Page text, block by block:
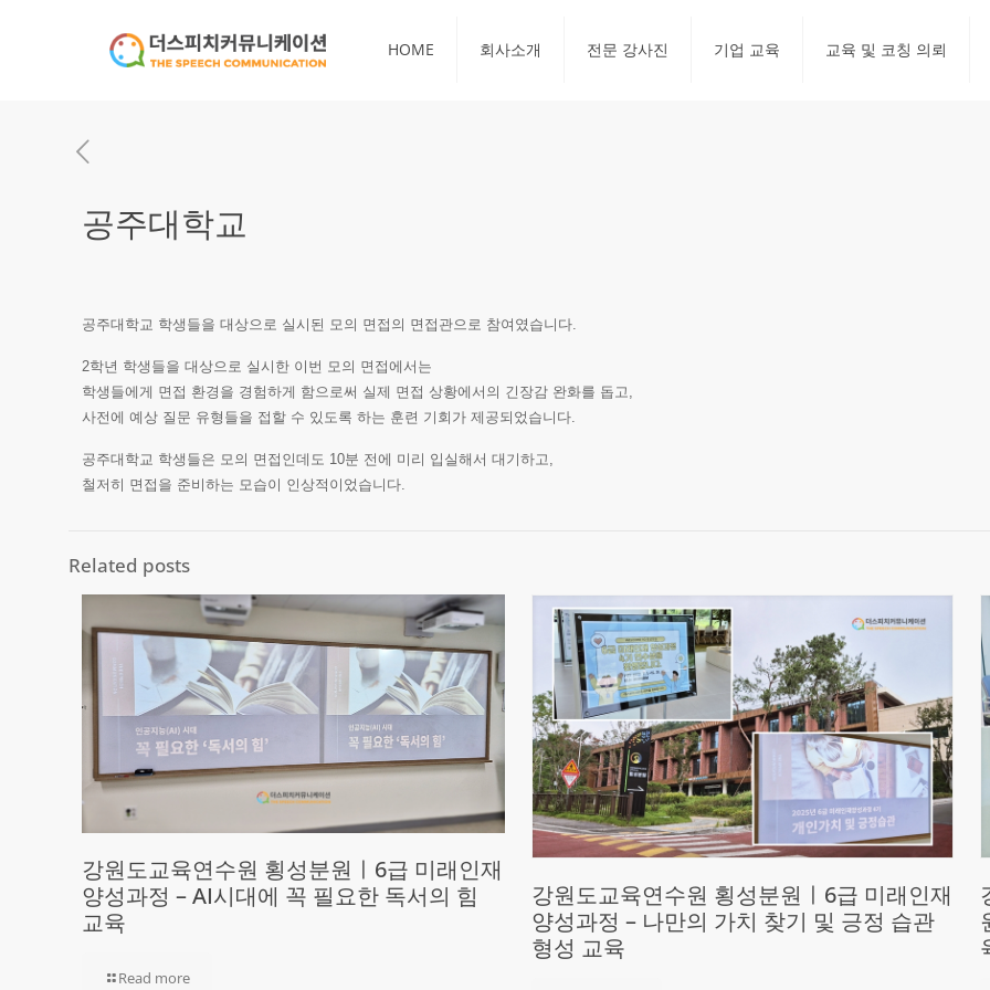
HOME 회사소개 전문 강사진 기업 교육 교육 및 코칭 의뢰
공주대학교
공주대학교 학생들을 대상으로 실시된 모의 면접의 면접관으로 참여였습니다.
2학년 학생들을 대상으로 실시한 이번 모의 면접에서는
학생들에게 면접 환경을 경험하게 함으로써 실제 면접 상황에서의 긴장감 완화를 돕고,
사전에 예상 질문 유형들을 접할 수 있도록 하는 훈련 기회가 제공되었습니다.
공주대학교 학생들은 모의 면접인데도 10분 전에 미리 입실해서 대기하고,
철저히 면접을 준비하는 모습이 인상적이었습니다.
Related posts
강원도교육연수원 횡성분원ㅣ6급 미래인재
양성과정 – AI시대에 꼭 필요한 독서의 힘
교육
Read more
강원도교육연수원 횡성분원ㅣ6급 미래인재
양성과정 – 나만의 가치 찾기 및 긍정 습관
형성 교육